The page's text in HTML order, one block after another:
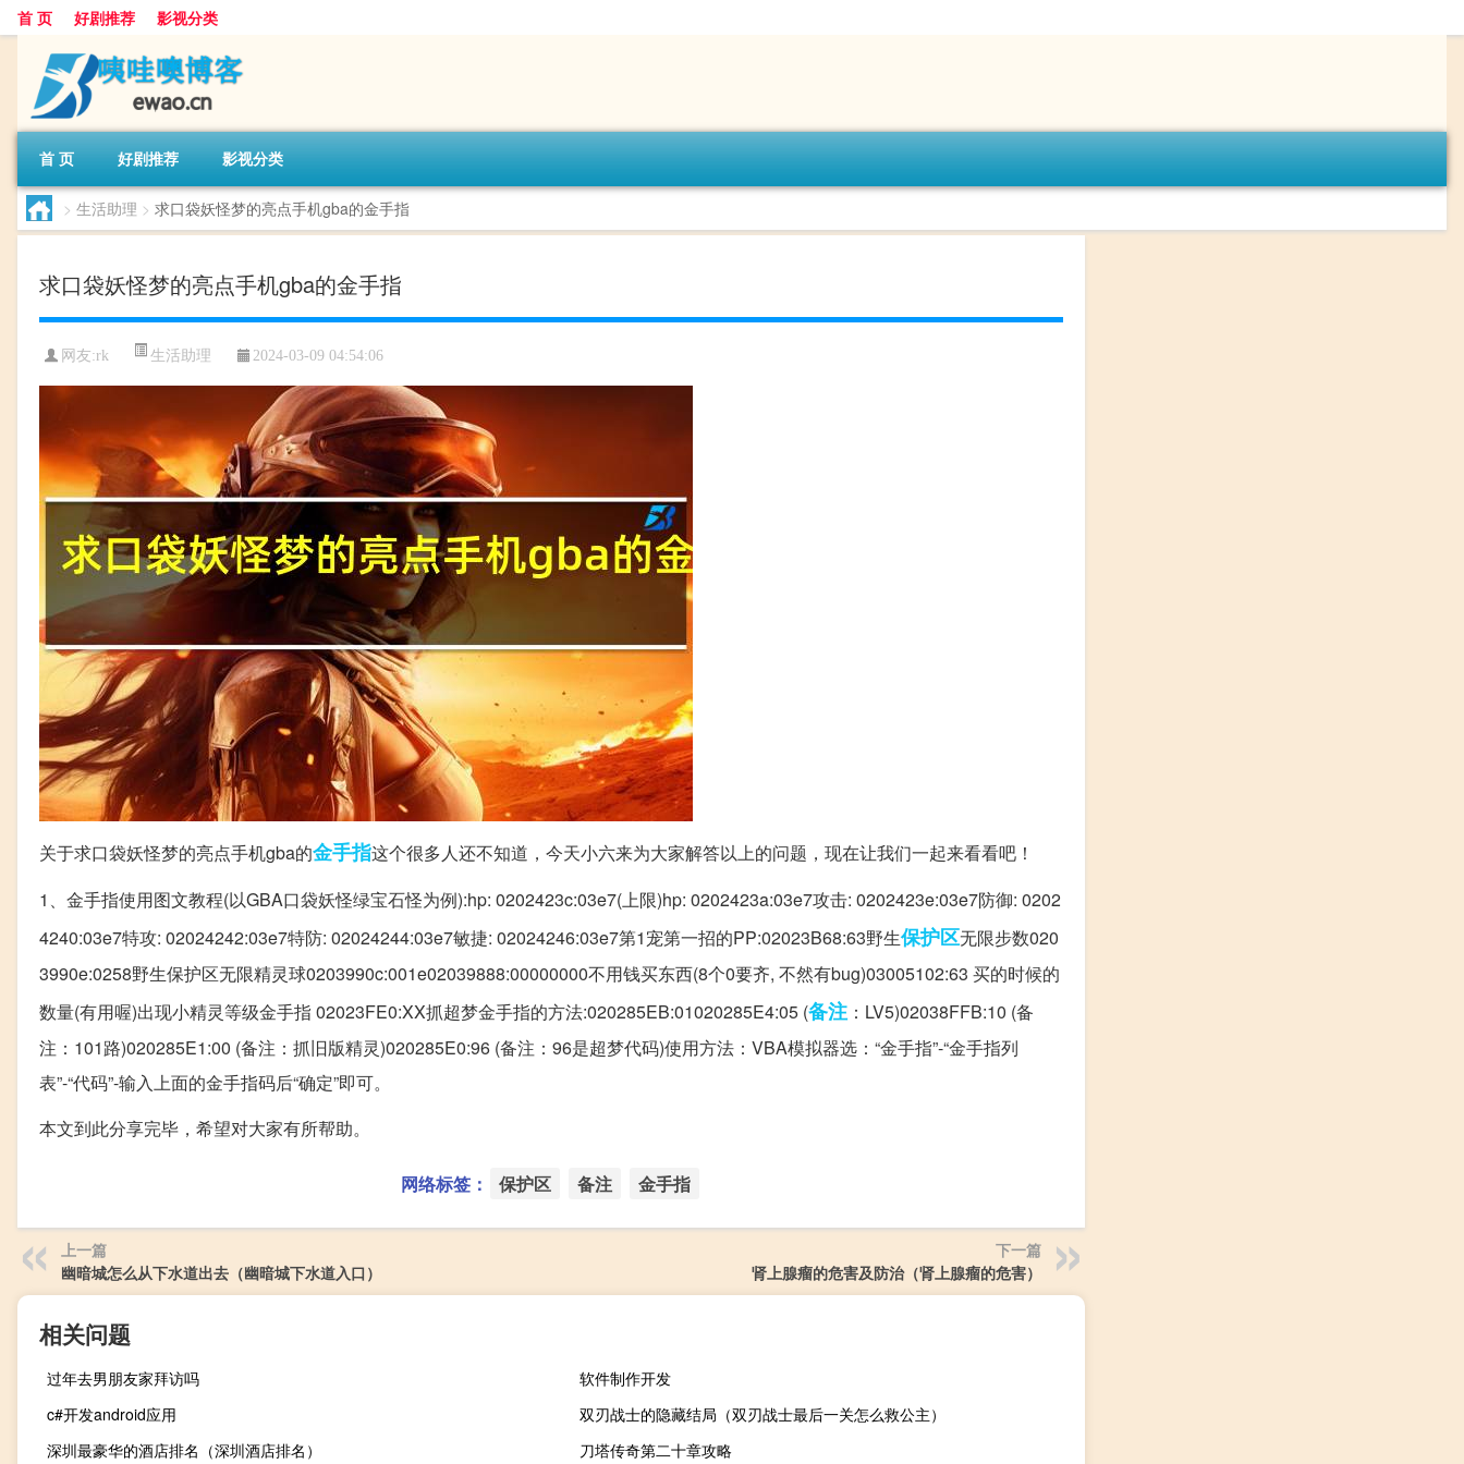
首 页 好剧推荐 影视分类
首 页 好剧推荐 影视分类
> 生活助理 > 求口袋妖怪梦的亮点手机gba的金手指
求口袋妖怪梦的亮点手机gba的金手指
网友:rk 生活助理 2024-03-09 04:54:06
关于求口袋妖怪梦的亮点手机gba的金手指这个很多人还不知道，今天小六来为大家解答以上的问题，现在让我们一起来看看吧！
1、金手指使用图文教程(以GBA口袋妖怪绿宝石怪为例):hp: 0202423c:03e7(上限)hp: 0202423a:03e7攻击: 0202423e:03e7防御: 0202
4240:03e7特攻: 02024242:03e7特防: 02024244:03e7敏捷: 02024246:03e7第1宠第一招的PP:02023B68:63野生保护区无限步数020
3990e:0258野生保护区无限精灵球0203990c:001e02039888:00000000不用钱买东西(8个0要齐, 不然有bug)03005102:63 买的时候的
数量(有用喔)出现小精灵等级金手指 02023FE0:XX抓超梦金手指的方法:020285EB:01020285E4:05 (备注 ：LV5)02038FFB:10 (备
注：101路)020285E1:00 (备注：抓旧版精灵)020285E0:96 (备注：96是超梦代码)使用方法：VBA模拟器选：“金手指”-“金手指列
表”-“代码”-输入上面的金手指码后“确定”即可。
本文到此分享完毕，希望对大家有所帮助。
网络标签： 保护区 备注 金手指
上一篇
幽暗城怎么从下水道出去（幽暗城下水道入口）
下一篇
肾上腺瘤的危害及防治（肾上腺瘤的危害）
相关问题
过年去男朋友家拜访吗
软件制作开发
c#开发android应用
双刃战士的隐藏结局（双刃战士最后一关怎么救公主）
深圳最豪华的酒店排名（深圳酒店排名）
刀塔传奇第二十章攻略